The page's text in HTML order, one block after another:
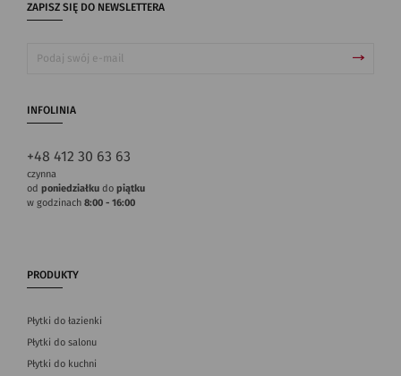
ZAPISZ SIĘ DO NEWSLETTERA
INFOLINIA
+48 412 30 63 63
czynna
od poniedziałku do piątku
w godzinach 8:00 - 16:00
PRODUKTY
Płytki do łazienki
Płytki do salonu
Płytki do kuchni